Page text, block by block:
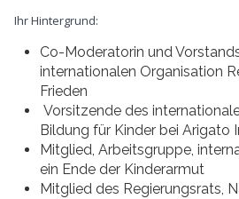
Ihr Hintergrund:
Co-Moderatorin und
internationalen Organisation
Frieden
Vorsitzende des
Bildung für Kinder bei Arigato
Mitglied, Arbeitsgruppe,
ein Ende der Kinderarmut
Mitglied des Regierungsrats,